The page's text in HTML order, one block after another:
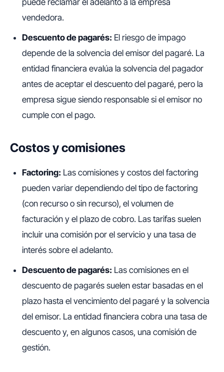
puede reclamar el adelanto a la empresa
vendedora.
Descuento de pagarés: El riesgo de impago
depende de la solvencia del emisor del pagaré. La
entidad financiera evalúa la solvencia del pagador
antes de aceptar el descuento del pagaré, pero la
empresa sigue siendo responsable si el emisor no
cumple con el pago.
Costos y comisiones
Factoring: Las comisiones y costos del factoring
pueden variar dependiendo del tipo de factoring
(con recurso o sin recurso), el volumen de
facturación y el plazo de cobro. Las tarifas suelen
incluir una comisión por el servicio y una tasa de
interés sobre el adelanto.
Descuento de pagarés: Las comisiones en el
descuento de pagarés suelen estar basadas en el
plazo hasta el vencimiento del pagaré y la solvencia
del emisor. La entidad financiera cobra una tasa de
descuento y, en algunos casos, una comisión de
gestión.